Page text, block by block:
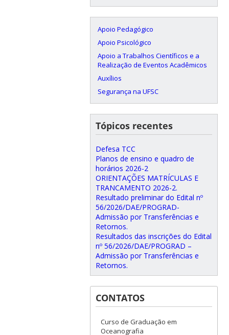
Apoio Pedagógico
Apoio Psicológico
Apoio a Trabalhos Científicos e a
Realização de Eventos Acadêmicos
Auxílios
Segurança na UFSC
Tópicos recentes
Defesa TCC
Planos de ensino e quadro de
horários 2026-2
ORIENTAÇÕES MATRÍCULAS E
TRANCAMENTO 2026-2.
Resultado preliminar do Edital nº
56/2026/DAE/PROGRAD-
Admissão por Transferências e
Retornos.
Resultados das inscrições do Edital
nº 56/2026/DAE/PROGRAD –
Admissão por Transferências e
Retornos.
CONTATOS
Curso de Graduação em
Oceanografia